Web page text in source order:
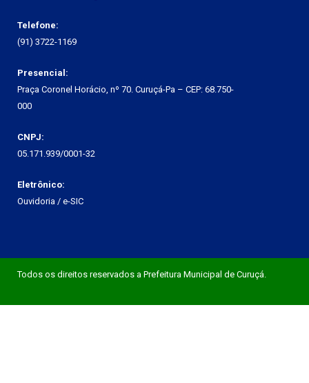
Telefone:
(91) 3722-1169
Presencial:
Praça Coronel Horácio, nº 70. Curuçá-Pa – CEP: 68.750-
000
CNPJ:
05.171.939/0001-32
Eletrônico:
Ouvidoria / e-SIC
Todos os direitos reservados a Prefeitura Municipal de Curuçá.